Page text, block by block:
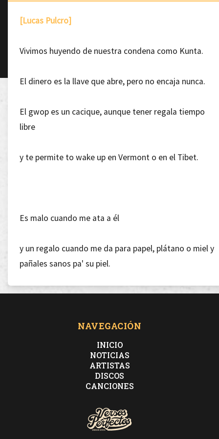
[Lucas Pulcro]
Vivimos huyendo de nuestra condena como Kunta.
El dinero es la llave que abre, pero no encaja nunca.
El gwop es un cacique, aunque tener regala tiempo
libre
y te permite to wake up en Vermont o en el Tibet.
Es malo cuando me ata a él
y un regalo cuando me da para papel, plátano o miel y
pañales sanos pa' su piel.
Soy 100% yo, sin fucking money man, bro.
100% nobody cuando no lo tengo.
Estimula los puntos de tu psique como un manikin
hasta tal punto que ha dado pie al neuromarketing.
NAVEGACIÓN
INICIO
NOTICIAS
ARTISTAS
DISCOS
CANCIONES